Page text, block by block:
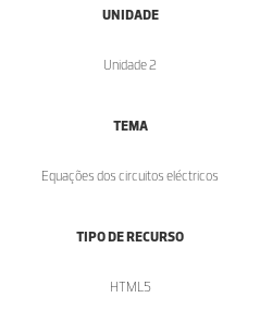
UNIDADE
Unidade 2
TEMA
Equações dos circuitos eléctricos
TIPO DE RECURSO
HTML5